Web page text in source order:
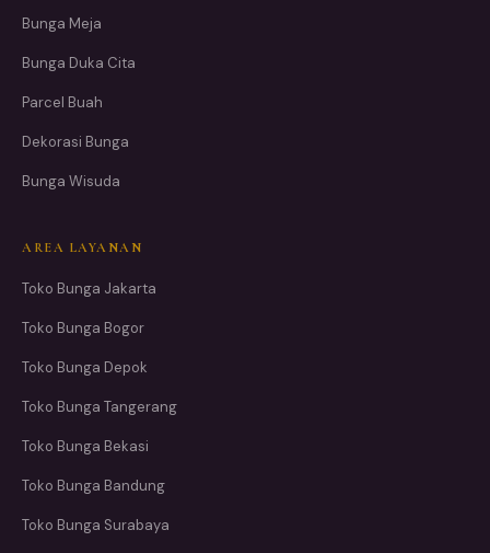
Bunga Meja
Bunga Duka Cita
Parcel Buah
Dekorasi Bunga
Bunga Wisuda
AREA LAYANAN
Toko Bunga Jakarta
Toko Bunga Bogor
Toko Bunga Depok
Toko Bunga Tangerang
Toko Bunga Bekasi
Toko Bunga Bandung
Toko Bunga Surabaya